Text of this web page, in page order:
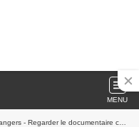
MENU
le documentaire complet | ARTE